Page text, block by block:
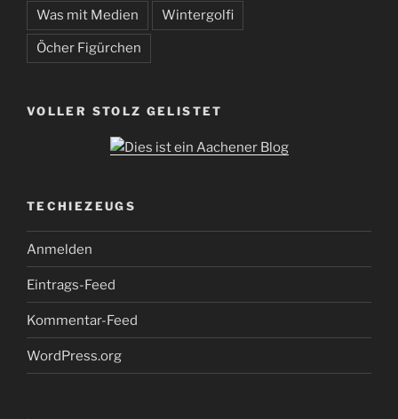
Was mit Medien Wintergolfi
Öcher Figürchen
VOLLER STOLZ GELISTET
TECHIEZEUGS
Anmelden
Eintrags-Feed
Kommentar-Feed
WordPress.org